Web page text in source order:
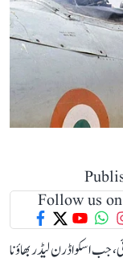
Follow us
جب اسکواڈرن لیڈر بھاؤنا